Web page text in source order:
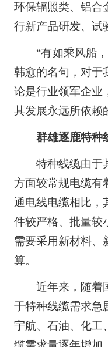
环保辐照类、铝合
行新产品研发、试
“有如乘风船，
韩愈的名句，对于
论是行业领军企业
其发展永远所依赖
群雄逐鹿特种
特种线缆由于其
方面较常规电缆有
通电线电缆相比，
件较严格、批量较
需要采用新材料、
算。
近年来，随着国
于特种线缆需求急
宇航、石油、化工